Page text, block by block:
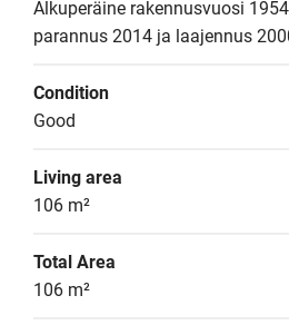
Alkuperäine rakennusvuosi
parannus 2014 ja laajennus
Condition
Good
Living area
106 m²
Total Area
106 m²